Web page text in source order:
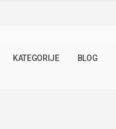
KATEGORIJE BLOG